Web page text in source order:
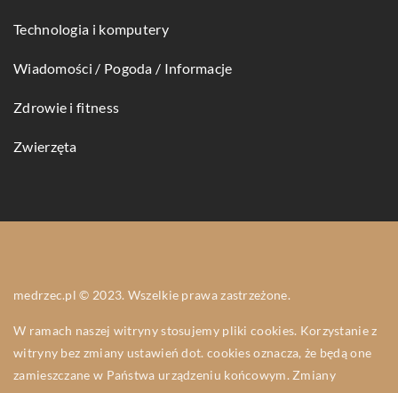
Technologia i komputery
Wiadomości / Pogoda / Informacje
Zdrowie i fitness
Zwierzęta
medrzec.pl © 2023. Wszelkie prawa zastrzeżone.
W ramach naszej witryny stosujemy pliki cookies. Korzystanie z
witryny bez zmiany ustawień dot. cookies oznacza, że będą one
zamieszczane w Państwa urządzeniu końcowym. Zmiany